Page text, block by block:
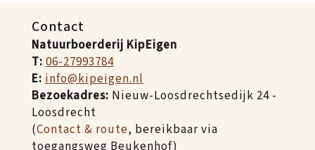
Contact
Natuurboerderij KipEigen
T: 06-27993784
E: info@kipeigen.nl
Bezoekadres: Nieuw-Loosdrechtsedijk 24 -
Loosdrecht
(Contact & route, bereikbaar via
toegangsweg Beukenhof)